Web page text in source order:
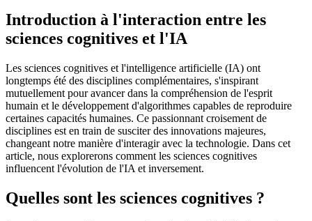
Introduction à l'interaction entre les
sciences cognitives et l'IA
Les sciences cognitives et l'intelligence artificielle (IA) ont
longtemps été des disciplines complémentaires, s'inspirant
mutuellement pour avancer dans la compréhension de l'esprit
humain et le développement d'algorithmes capables de reproduire
certaines capacités humaines. Ce passionnant croisement de
disciplines est en train de susciter des innovations majeures,
changeant notre manière d'interagir avec la technologie. Dans cet
article, nous explorerons comment les sciences cognitives
influencent l'évolution de l'IA et inversement.
Quelles sont les sciences cognitives ?